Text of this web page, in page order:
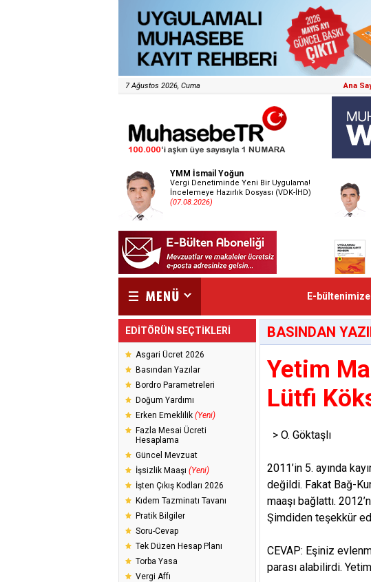
7 Ağustos 2026, Cuma Ana
YMM İsmail Yoğun
Vergi Denetiminde Yeni Bir Uygulama!
İncelemeye Hazırlık Dosyası (VDK-İHD)
(07.08.2026)
E-
EDİTÖRÜN SEÇTİKLERİ
Asgari Ücret 2026
Basından Yazılar
Bordro Parametreleri
Doğum Yardımı
Erken Emeklilik (Yeni)
Fazla Mesai Ücreti
Hesaplama
Güncel Mevzuat
İşsizlik Maaşı (Yeni)
İşten Çıkış Kodları 2026
Kıdem Tazminatı Tavanı
Pratik Bilgiler
Soru-Cevap
Tek Düzen Hesap Planı
Torba Yasa
Vergi Affı
BASINDAN
Yetim
Lütfi
> O. Göktaşlı
2011’in 5. ayında
değildi. Fakat Bağ-
maaşı bağlattı.
Şimdiden teşekkür
CEVAP: Eşiniz
parası alabilirdi.